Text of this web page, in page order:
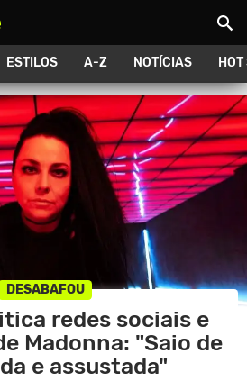
ESTILOS A-Z NOTÍCIAS
DESABAFOU
redes sociais e
Madonna: "Saio de
e assustada"